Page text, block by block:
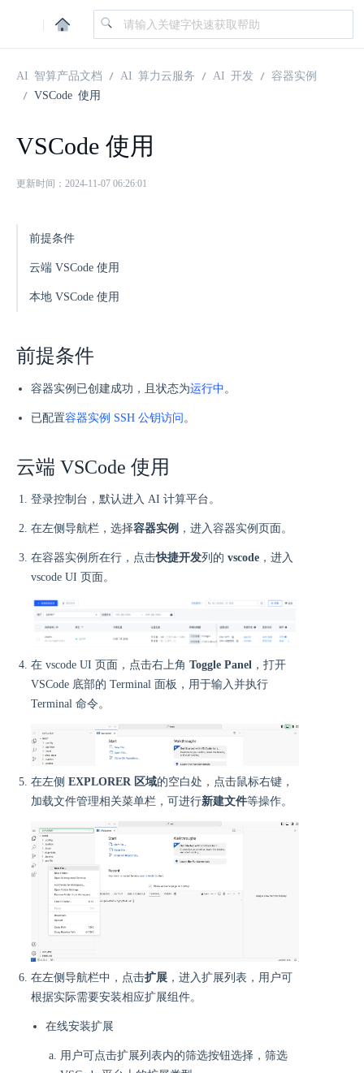
|
AI 智算产品文档 AI 算力云服务 AI 开发
容器实例
VSCode 使用
VSCode 使用
更新时间：2024-11-07 06:26:01
前提条件
云端 VSCode 使用
本地 VSCode 使用
前提条件
容器实例已创建成功，且状态为运行中。
已配置容器实例 SSH 公钥访问 。
云端 VSCode 使用
登录控制台，默认进入 AI 计算平台。
在左侧导航栏，选择容器实例 ，进入容器实例页面。
在容器实例所在行，点击快捷开发列的 vscode ，进入
vscode UI 页面。
在 vscode UI 页面，点击右上角 Toggle Panel ，打开
VSCode 底部的 Terminal 面板，用于输入并执行
Terminal 命令。
在左侧 EXPLORER 区域的空白处，点击鼠标右键，
加载文件管理相关菜单栏，可进行新建文件等操作。
在左侧导航栏中，点击扩展 ，进入扩展列表，用户可
根据实际需要安装相应扩展组件。
在线安装扩展
用户可点击扩展列表内的筛选按钮选择，筛选